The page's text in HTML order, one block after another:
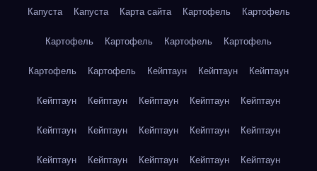
Капуста Капуста Карта сайта Картофель Картофель
Картофель Картофель Картофель Картофель
Картофель Картофель Кейптаун Кейптаун Кейптаун
Кейптаун Кейптаун Кейптаун Кейптаун Кейптаун
Кейптаун Кейптаун Кейптаун Кейптаун Кейптаун
Кейптаун Кейптаун Кейптаун Кейптаун Кейптаун